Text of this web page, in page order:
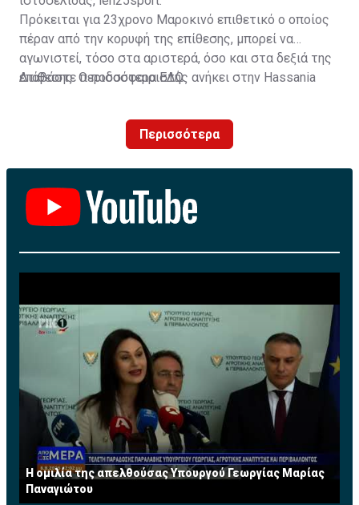
Πρόκειται για 23χρονο Μαροκινό επιθετικό ο οποίος
πέραν από την κορυφή της επίθεσης, μπορεί να
αγωνιστεί, τόσο στα αριστερά, όσο και στα δεξιά της
επίθεσης. Ο ποδοσφαιριστής ανήκει στην Hassania
Διαβάστε περισσότεραΕΔΩ.
Περισσότερα
Η ομιλία της απελθούσας Υπουργού Γεωργίας Μαρίας
Παναγιώτου